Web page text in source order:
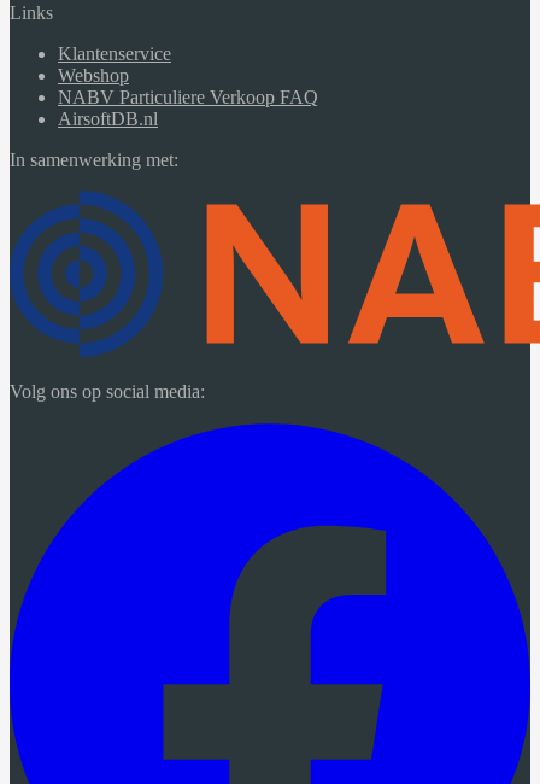
Links
Klantenservice
Webshop
NABV Particuliere Verkoop FAQ
AirsoftDB.nl
In samenwerking met:
Volg ons op social media: